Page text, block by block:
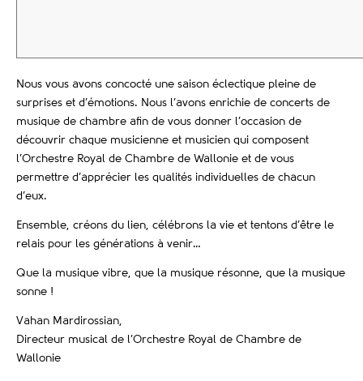
Nous vous avons concocté une saison éclectique pleine de
surprises et d’émotions. Nous l’avons enrichie de concerts de
musique de chambre afin de vous donner l’occasion de
découvrir chaque musicienne et musicien qui composent
l’Orchestre Royal de Chambre de Wallonie et de vous
permettre d’apprécier les qualités individuelles de chacun
d’eux.
Ensemble, créons du lien, célébrons la vie et tentons d’être le
relais pour les générations à venir…
Que la musique vibre, que la musique résonne, que la musique
sonne !
Vahan Mardirossian,
Directeur musical de l’Orchestre Royal de Chambre de
Wallonie